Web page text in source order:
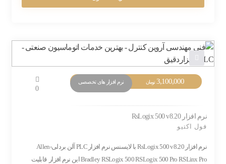
3,100,000 تومان نرم افزار های تخصصی
0
نرم افزار RsLogix 500 v8.20
فول اکتیو
نرم افزار RsLogix 500 v8.20 با لایسنس نرم افزار PLC آلن بردلی-Allen
Bradley RSLogix 500 RSLogix 500 Pro RSLinx Pro این نرم افزار قابلیت